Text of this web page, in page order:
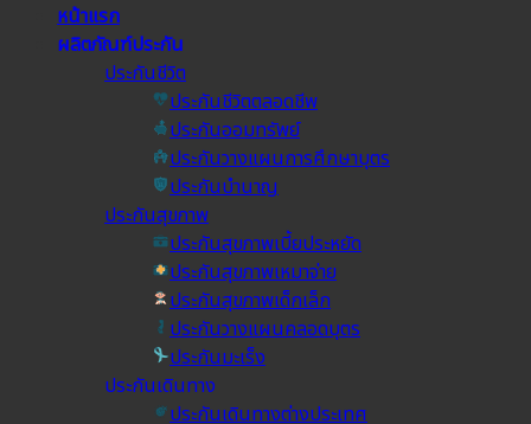
หน้าแรก
ผลิตภัณฑ์ประกัน
ประกันชีวิต
ประกันชีวิตตลอดชีพ
ประกันออมทรัพย์
ประกันวางแผนการศึกษาบุตร
ประกันบำนาญ
ประกันสุขภาพ
ประกันสุขภาพเบี้ยประหยัด
ประกันสุขภาพเหมาจ่าย
ประกันสุขภาพเด็กเล็ก
ประกันวางแผนคลอดบุตร
ประกันมะเร็ง
ประกันเดินทาง
ประกันเดินทางต่างประเทศ